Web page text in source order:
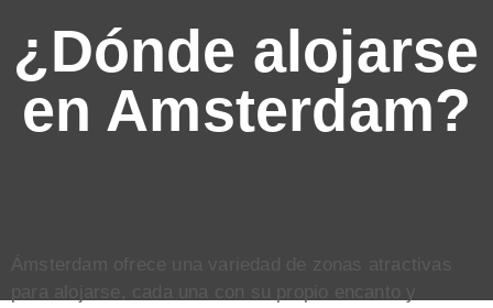
¿Dónde alojarse
en Amsterdam?
Ámsterdam ofrece una variedad de zonas atractivas
para alojarse, cada una con su propio encanto y